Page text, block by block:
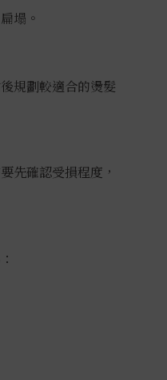
塌。
規劃較適合的燙髮
先確認受損程度，